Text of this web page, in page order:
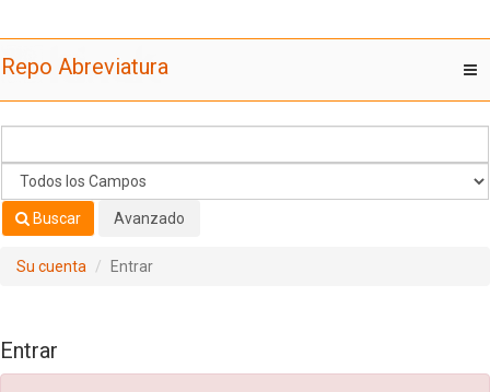
Repo Abreviatura
Buscar Avanzado
Su cuenta Entrar
Entrar